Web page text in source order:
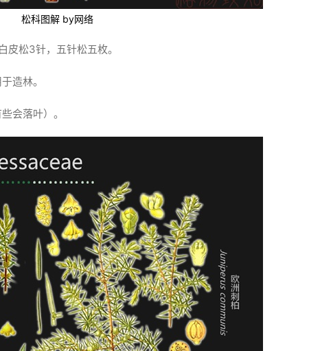
松科图解 by网络
皮松3针，五针松五枚。
造林。
会落叶）。